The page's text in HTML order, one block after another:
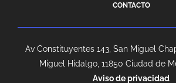
CONTACTO
Av Constituyentes 143, San Miguel
Miguel Hidalgo, 11850 Ciudad de
Aviso de privacidad